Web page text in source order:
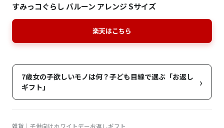
すみっコぐらし バルーン アレンジ Sサイズ
楽天はこちら
7歳女の子欲しいモノは何？子ども目線で選ぶ「お返し
ギフト」
›
雑貨｜子供向けホワイトデーお返しギフト